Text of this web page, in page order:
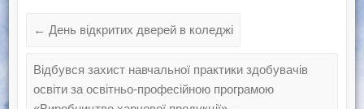
← День відкритих дверей в коледжі
Відбувся захист навчальної практики здобувачів
освіти за освітньо-професійною програмою